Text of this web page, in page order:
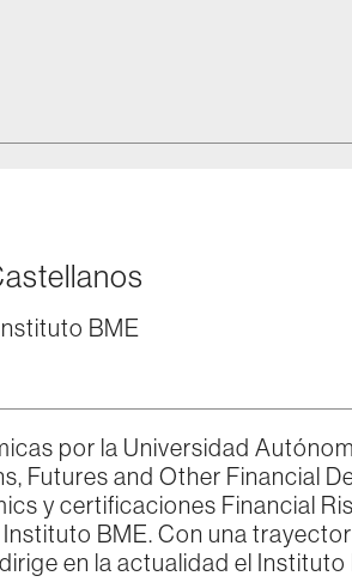
BME
por la Universidad
Futures and Other Financial
y certificaciones Financial
BME. Con una
en la actualidad el Instituto